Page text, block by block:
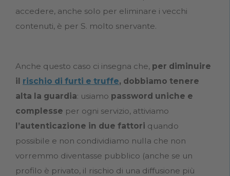
accedere, anche solo per eliminare i vecchi
contenuti, è per S. molto snervante.
Anche questo caso ci insegna che, per diminuire
il rischio di furti e truffe, dobbiamo tenere
alta la guardia: usiamo password uniche e
complesse per ogni servizio, attiviamo
l’autenticazione in due fattori quando
possibile e non condividiamo nulla che non
vorremmo diventasse pubblico (anche se un
profilo è privato, il rischio di una diffusione più